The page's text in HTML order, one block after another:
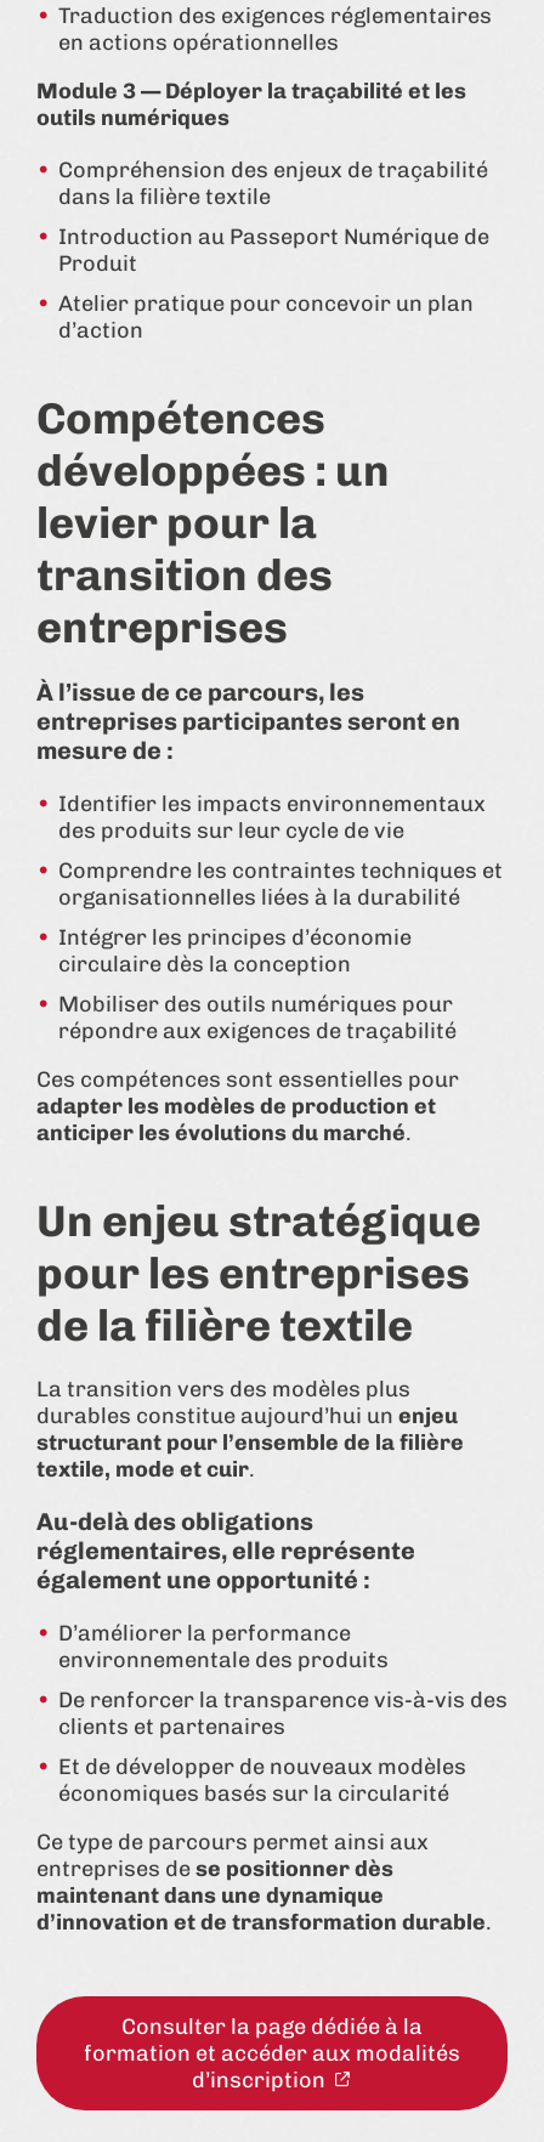
Traduction des exigences réglementaires
en actions opérationnelles
Module 3 — Déployer la traçabilité et les
outils numériques
Compréhension des enjeux de traçabilité
dans la filière textile
Introduction au Passeport Numérique de
Produit
Atelier pratique pour concevoir un plan
d’action
Compétences
développées : un
levier pour la
transition des
entreprises
À l’issue de ce parcours, les
entreprises participantes seront en
mesure de :
Identifier les impacts environnementaux
des produits sur leur cycle de vie
Comprendre les contraintes techniques et
organisationnelles liées à la durabilité
Intégrer les principes d’économie
circulaire dès la conception
Mobiliser des outils numériques pour
répondre aux exigences de traçabilité
Ces compétences sont essentielles pour
adapter les modèles de production et
anticiper les évolutions du marché.
Un enjeu stratégique
pour les entreprises
de la filière textile
La transition vers des modèles plus
durables constitue aujourd’hui un enjeu
structurant pour l’ensemble de la filière
textile, mode et cuir.
Au-delà des obligations
réglementaires, elle représente
également une opportunité :
D’améliorer la performance
environnementale des produits
De renforcer la transparence vis-à-vis des
clients et partenaires
Et de développer de nouveaux modèles
économiques basés sur la circularité
Ce type de parcours permet ainsi aux
entreprises dese positionner dès
maintenant dans une dynamique
d’innovation et de transformation durable.
Consulter la page dédiée à la
formation et accéder aux modalités
d’inscription